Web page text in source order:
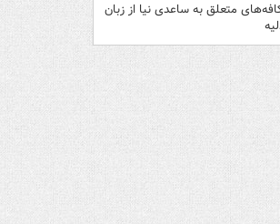
متعلق به ساعدی نیا از زبان